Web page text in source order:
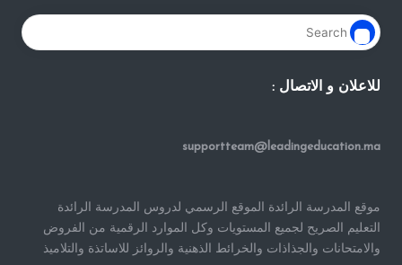
للاعلان و الاتصال :
supportteam@leadingeducation.ma
موقع المدرسة الرائدة الموقع الرسمي لدروس المدرسة الرائدة
التعليم الصريح لجميع المستويات وكل الموارد الرقمية من الفروض
والامتحانات والجذاذات والخرائط الذهنية والروائز للاساتذة والتلاميذ